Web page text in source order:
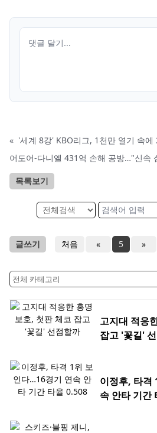
« '세계 8강' KBO리그, 1천만 열기 속에
어도어-다니엘 431억 손해 공방…"신속
목록보기
글쓰기 처음 « 5 »
고지대 적응
잡고 '꽃길'
이정후, 타격
속 안타 기간